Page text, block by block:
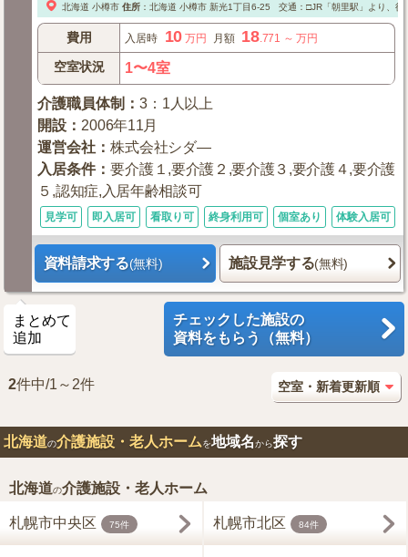
北海道 小樽市 住所： 北海道 小樽市新光1丁目6-25 交通：□JR「朝里駅」より、徒
費用 入居時 10 万円 月額 18.771 ～万円
空室状況 1〜4室
介護職員体制 ：3：1人以上
開設 ： 2006年11月
運営会社 ：株式会社シダ—
入居条件：要介護１,要介護２,要介護３,要介護４,要介護
５,認知症,入居年齢相談可
見学可 即入居可 看取り可 終身利用可 個室あり 体験入居可
資料請求する(無料) 施設見学する(無料)
まとめて
追加
チェックした施設の
資料をもらう（無料）
2件中/1～2件
北海道の介護施設・老人ホームを地域名から探す
北海道の介護施設・老人ホーム
札幌市中央区 75件 札幌市北区 84件